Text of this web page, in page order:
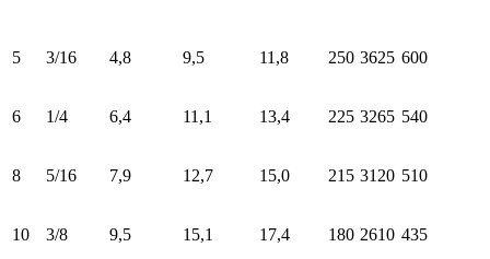
5 3/16 4,8 9,5 11,8 250 3625 600
6 1/4 6,4 11,1 13,4 225 3265 540
8 5/16 7,9 12,7 15,0 215 3120 510
10 3/8 9,5 15,1 17,4 180 2610 435